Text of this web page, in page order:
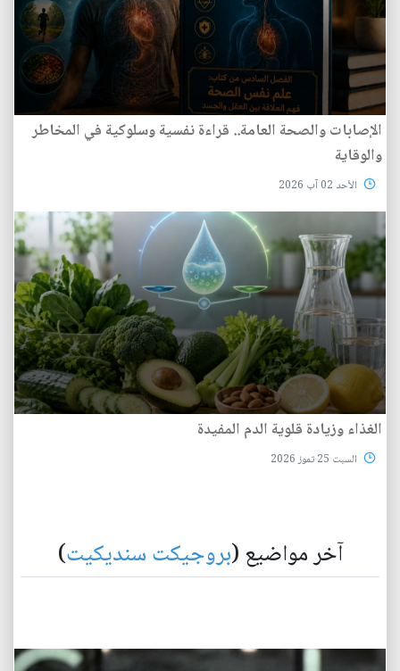
الإصابات والصحة العامة.. قراءة نفسية وسلوكية في المخاطر
والوقاية
الأحد 02 آب 2026
الغذاء وزيادة قلوية الدم المفيدة
السبت 25 تموز 2026
آخر مواضيع (بروجيكت سنديكيت)